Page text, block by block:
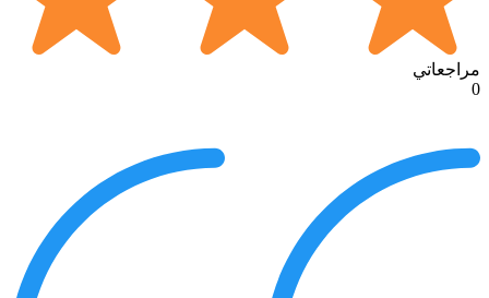
مراجعاتي
0